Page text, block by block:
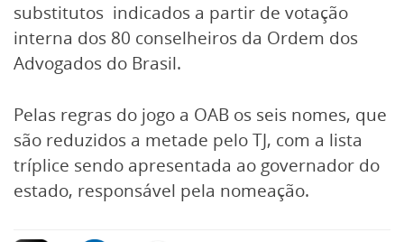
substitutos indicados a partir de votação
interna dos 80 conselheiros da Ordem dos
Advogados do Brasil.
Pelas regras do jogo a OAB os seis nomes, que
são reduzidos a metade pelo TJ, com a lista
tríplice sendo apresentada ao governador do
estado, responsável pela nomeação.